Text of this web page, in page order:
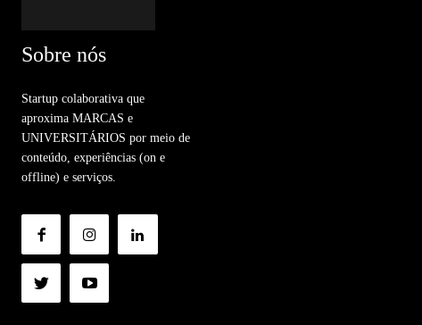
Sobre nós
Startup colaborativa que
aproxima MARCAS e
UNIVERSITÁRIOS por meio de
conteúdo, experiências (on e
offline) e serviços.